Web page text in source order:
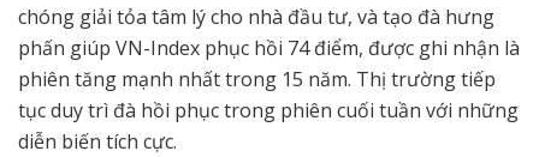
chóng giải tỏa tâm lý cho nhà đầu tư, và tạo đà hưng
phấn giúp VN-Index phục hồi 74 điểm, được ghi nhận là
phiên tăng mạnh nhất trong 15 năm. Thị trường tiếp
tục duy trì đà hồi phục trong phiên cuối tuần với những
diễn biến tích cực.